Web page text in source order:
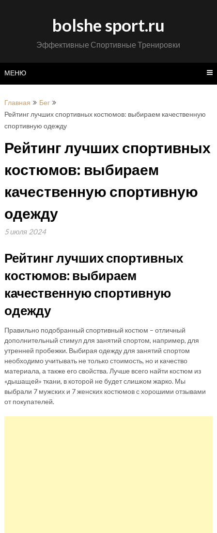
bolshe sport.ru
Эффективные Спортивные Тренировки
МЕНЮ
Главная
Бег
Рейтинг лучших спортивных костюмов: выбираем качественную
спортивную одежду
Рейтинг лучших спортивных
костюмов: выбираем
качественную спортивную
одежду
5 июля 2024
Рейтинг лучших спортивных
костюмов: выбираем
качественную спортивную
одежду
Правильно подобранный спортивный костюм – отличный
дополнительный стимул для занятий спортом, например, для
утренней пробежки. Выбирая одежду для занятий спортом
необходимо учитывать не только стоимость, но и качество
материала, а также его свойства. Лучше всего найти костюм из
«дышащей» ткани, в которой не будет слишком жарко. Мы
выбрали 7 мужских и 7 женских костюмов с хорошими отзывами
от покупателей.